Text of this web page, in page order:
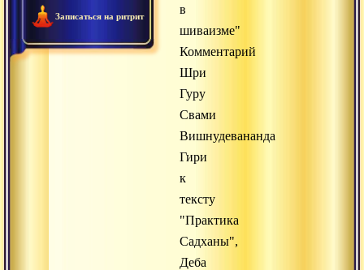
Записаться на ритрит
в
шиваизме"
Комментарий
Шри
Гуру
Свами
Вишнудевананда
Гири
к
тексту
"Практика
Садханы",
Деба